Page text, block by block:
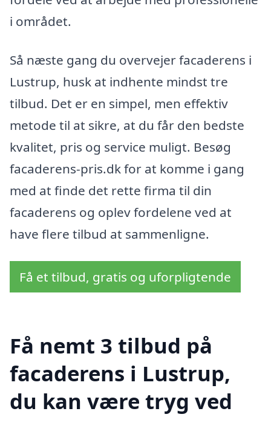
i området.
Så næste gang du overvejer facaderens i
Lustrup, husk at indhente mindst tre
tilbud. Det er en simpel, men effektiv
metode til at sikre, at du får den bedste
kvalitet, pris og service muligt. Besøg
facaderens-pris.dk for at komme i gang
med at finde det rette firma til din
facaderens og oplev fordelene ved at
have flere tilbud at sammenligne.
Få et tilbud, gratis og uforpligtende
Få nemt 3 tilbud på
facaderens i Lustrup,
du kan være tryg ved